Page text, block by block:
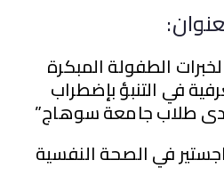
الطفولة المبكرة
في التنبؤ بإضطراب
طلاب جامعة سوهاج”
في الصحة النفسية